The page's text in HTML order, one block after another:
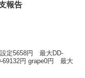
報告
定5658円 最大DD-
69132円 grape0円 最大